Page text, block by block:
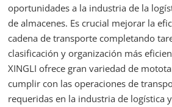
oportunidades a la industria de la
de almacenes. Es crucial mejorar la
cadena de transporte completando
clasificación y organización más
XINGLI ofrece gran variedad de
cumplir con las operaciones de
requeridas en la industria de logística